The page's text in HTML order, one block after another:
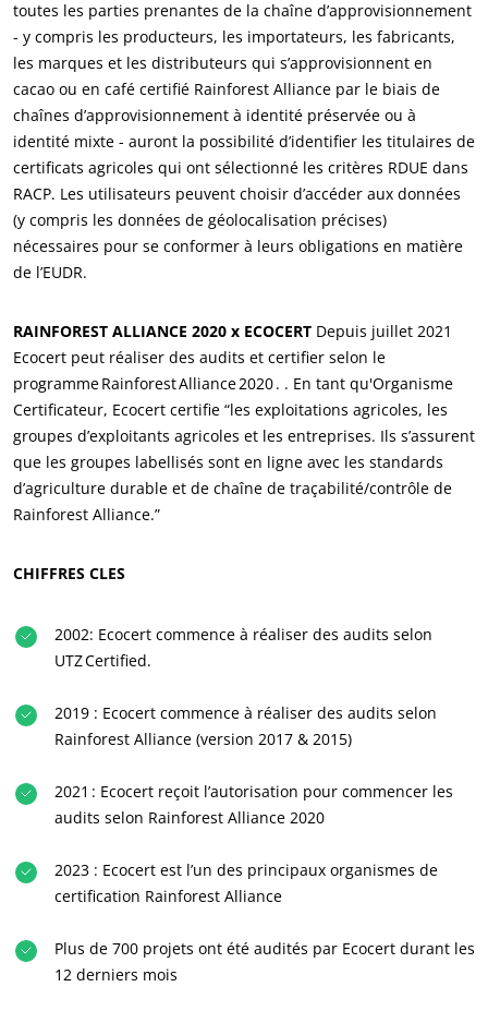
NOS SECTEURS D'ACTIVITÉ
Agroalimentaire
Cosmétique
Bois et forêt
Matériaux durables
toutes les parties prenantes de la chaîne d’approvisionnement
- y compris les producteurs, les importateurs, les fabricants,
les marques et les distributeurs qui s’approvisionnent en
cacao ou en café certifié Rainforest Alliance par le biais de
chaînes d’approvisionnement à identité préservée ou à
identité mixte - auront la possibilité d’identifier les titulaires de
certificats agricoles qui ont sélectionné les critères RDUE dans
RACP. Les utilisateurs peuvent choisir d’accéder aux données
(y compris les données de géolocalisation précises)
nécessaires pour se conformer à leurs obligations en matière
de l’EUDR.
RAINFOREST ALLIANCE 2020 x ECOCERT Depuis juillet 2021
Ecocert peut réaliser des audits et certifier selon le
programme Rainforest Alliance 2020 . . En tant qu'Organisme
Certificateur, Ecocert certifie “les exploitations agricoles, les
groupes d’exploitants agricoles et les entreprises. Ils s’assurent
que les groupes labellisés sont en ligne avec les standards
d’agriculture durable et de chaîne de traçabilité/contrôle de
Rainforest Alliance.”
CHIFFRES CLES
2002: Ecocert commence à réaliser des audits selon
UTZ Certified.
2019 : Ecocert commence à réaliser des audits selon
Rainforest Alliance (version 2017 & 2015)
2021 : Ecocert reçoit l’autorisation pour commencer les
audits selon Rainforest Alliance 2020
2023 : Ecocert est l’un des principaux organismes de
certification Rainforest Alliance
Plus de 700 projets ont été audités par Ecocert durant les
12 derniers mois